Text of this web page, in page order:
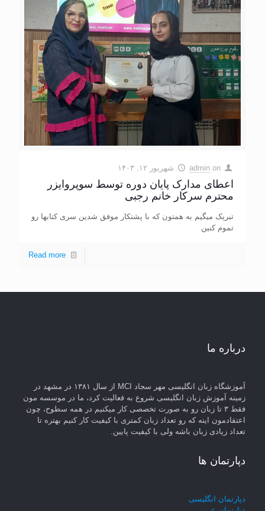
admin on شهریور ۱۲, ۱۴۰۳
اعطای مدارک پایان دوره توسط سوپروایزر
محترم سرکار خانم رجبی
تبریک میگیم به همتون که با پشتکار موفق شدین سری کتابها رو
تموم کنین
Read more
درباره ما
آموزشگاه زبان انگلیسی مهر سجاد MCI از سال ۱۳۸۱ در مشهد در
زمینه آموزش زبان انگلیسی شروع به فعالیت کرد، ما در موسسه مون
فقط ۳ تا زبان رو به صورت تخصصی کار میکنیم در همه سطوح، چون
اعتقادمون اینه که رو تعداد زبان کمتری با کیفیت کار کنیم بهتره تا
تعداد زیادی زبان باشه ولی با کیفیت پایین.
دپارتمان ها
دپارتمان انگلیسی